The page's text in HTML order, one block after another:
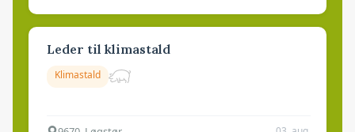
Leder til klimastald
Klimastald